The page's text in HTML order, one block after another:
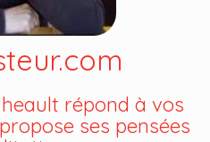
répond à vos
ses pensées